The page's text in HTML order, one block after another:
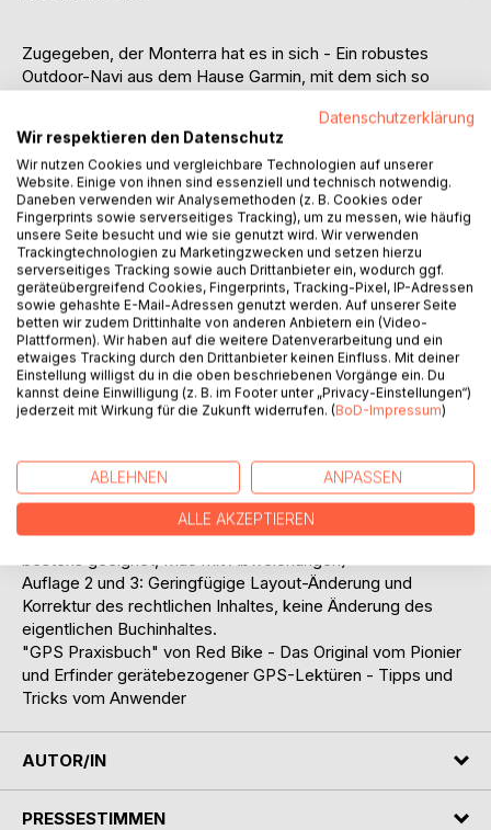
Zugegeben, der Monterra hat es in sich - Ein robustes
Outdoor-Navi aus dem Hause Garmin, mit dem sich so
Betriebssystem, was unzählige weitere Anwendungen
zulässt. Da kann man schnell den Durchblick verlieren.
Aber, keine Angst: Mit diesem GPS Praxisbuch brauchen
Sie als GPS-Einsteiger keineswegs vor dem Gerät
zurückzuschrecken.
Für jedermann leicht verständlich erklärt sowie mit viel
Bildmaterial untermalt erlernen Sie hiermit den Monterra in
Betrieb zu nehmen, notwendige Online-Zugänge
einzurichten, die Funktionen des Gerätes durch Apps aus
dem Google Play-Store zu erweitern und natürlich die
Hauptfunktion: das gesamte Navigationsspektrum des
Garmin-Gerätes zu beherrschen.
Von allgemeinen Grundlagen der GPS-Navigation über
optionales Zubehör, notwendigen Navigations-
von Touren in der Kartensoftware BaseCamp am PC sowie
der Auswertung nach der Tour werden Sie mit dieser
Lektüre den leichten Weg in das "Global Positioning
System" finden. (PC-Anleitung für Windows-Nutzer
Auflage 2 und 3: Geringfügige Layout-Änderung und
Korrektur des rechtlichen Inhaltes, keine Änderung des
eigentlichen Buchinhaltes.
"GPS Praxisbuch" von Red Bike - Das Original vom Pionier
und Erfinder gerätebezogener GPS-Lektüren - Tipps und
Tricks vom Anwender
AUTOR/IN
PRESSESTIMMEN
Datenschutzerklärung
Wir respektieren den Datenschutz
Wir nutzen Cookies und vergleichbare Technologien auf unserer
Website. Einige von ihnen sind essenziell und technisch notwendig.
Daneben verwenden wir Analysemethoden (z. B. Cookies oder
Fingerprints sowie serverseitiges Tracking), um zu messen, wie häufig
unsere Seite besucht und wie sie genutzt wird. Wir verwenden
Trackingtechnologien zu Marketingzwecken und setzen hierzu
serverseitiges Tracking sowie auch Drittanbieter ein, wodurch ggf.
geräteübergreifend Cookies, Fingerprints, Tracking-Pixel, IP-Adressen
sowie gehashte E-Mail-Adressen genutzt werden. Auf unserer Seite
betten wir zudem Drittinhalte von anderen Anbietern ein (Video-
Plattformen). Wir haben auf die weitere Datenverarbeitung und ein
etwaiges Tracking durch den Drittanbieter keinen Einfluss. Mit deiner
Einstellung willigst du in die oben beschriebenen Vorgänge ein. Du
kannst deine Einwilligung (z. B. im Footer unter „Privacy-Einstellungen“)
jederzeit mit Wirkung für die Zukunft widerrufen. (BoD-Impressum)
ABLEHNEN ANPASSEN
ALLE AKZEPTIEREN